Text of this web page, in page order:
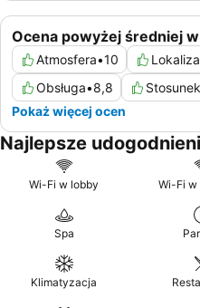
Ocena powyżej średniej
Atmosfera•10
Obsługa•8,8
Pokaż więcej ocen
Najlepsze
Wi-Fi w lobby Wi-Fi w
Spa
Klimatyzacja